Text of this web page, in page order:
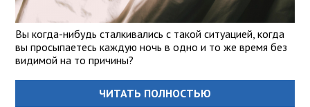
Вы когда-нибудь сталкивались с такой ситуацией, когда
вы просыпаетесь каждую ночь в одно и то же время без
видимой на то причины?
ЧИТАТЬ ПОЛНОСТЬЮ